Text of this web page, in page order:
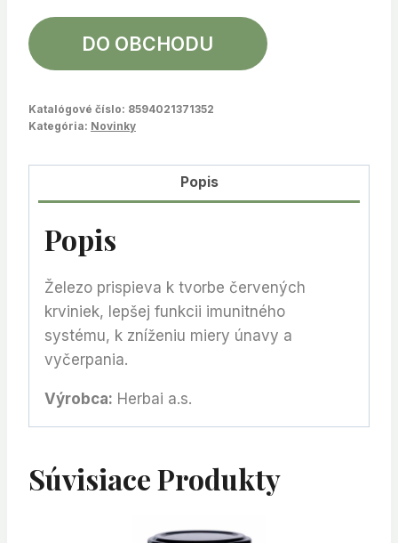
DO OBCHODU
Katalógové číslo: 8594021371352
Kategória: Novinky
Popis
Popis
Železo prispieva k tvorbe červených
krviniek, lepšej funkcii imunitného
systému, k zníženiu miery únavy a
vyčerpania.
Výrobca: Herbai a.s.
Súvisiace Produkty